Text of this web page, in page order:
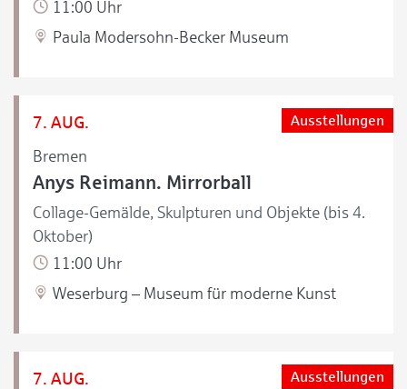
11:00 Uhr
Paula Modersohn-Becker Museum
7. AUG.
Bremen
Ausstellungen
Anys Reimann. Mirrorball
Collage-Gemälde, Skulpturen und Objekte (bis 4.
Oktober)
11:00 Uhr
Weserburg – Museum für moderne Kunst
7. AUG. Ausstellungen